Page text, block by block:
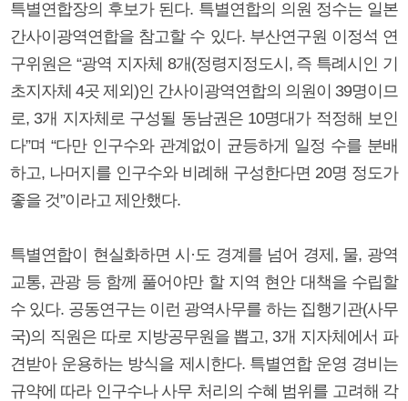
특별연합장의 후보가 된다. 특별연합의 의원 정수는 일본
간사이광역연합을 참고할 수 있다. 부산연구원 이정석 연
구위원은 “광역 지자체 8개(정령지정도시, 즉 특례시인 기
초지자체 4곳 제외)인 간사이광역연합의 의원이 39명이므
로, 3개 지자체로 구성될 동남권은 10명대가 적정해 보인
다”며 “다만 인구수와 관계없이 균등하게 일정 수를 분배
하고, 나머지를 인구수와 비례해 구성한다면 20명 정도가
좋을 것”이라고 제안했다.
특별연합이 현실화하면 시·도 경계를 넘어 경제, 물, 광역
교통, 관광 등 함께 풀어야만 할 지역 현안 대책을 수립할
수 있다. 공동연구는 이런 광역사무를 하는 집행기관(사무
국)의 직원은 따로 지방공무원을 뽑고, 3개 지자체에서 파
견받아 운용하는 방식을 제시한다. 특별연합 운영 경비는
규약에 따라 인구수나 사무 처리의 수혜 범위를 고려해 각